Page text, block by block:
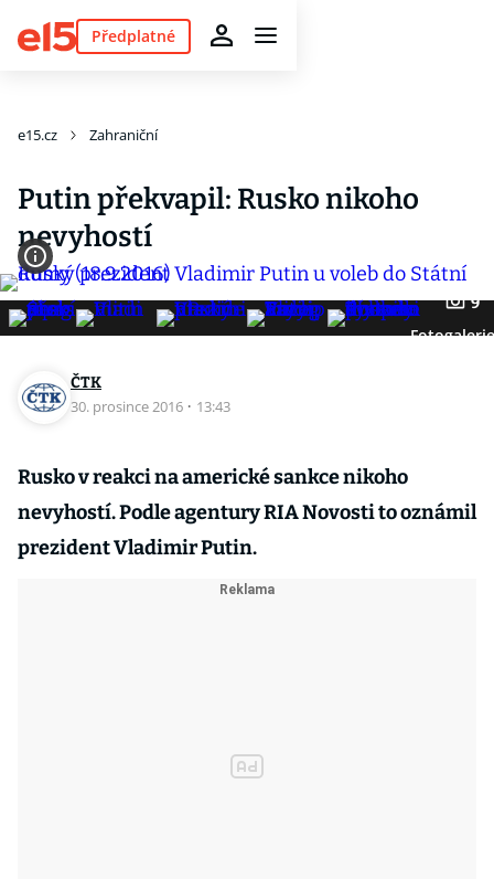
Předplatné
e15.cz Zahraniční
Putin překvapil: Rusko nikoho
nevyhostí
9
Fotogalerie
ČTK
30. prosince 2016 · 13:43
Rusko v reakci na americké sankce nikoho
nevyhostí. Podle agentury RIA Novosti to oznámil
prezident Vladimir Putin.